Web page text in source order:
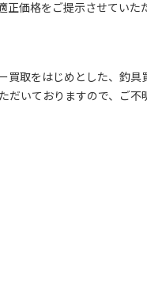
価格をご提示させていた
取をはじめとした、釣具
いておりますので、ご